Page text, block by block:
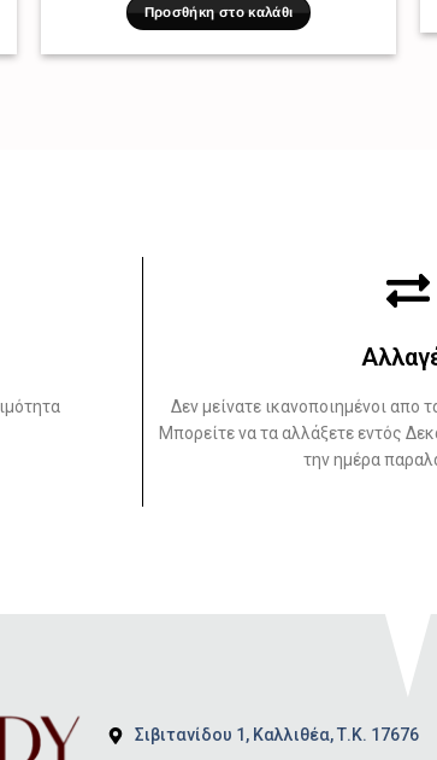
Προσθήκη στο καλάθι
Δεν μείνατε ικανοποιημένοι απο
Μπορείτε να τα αλλάξετε εντός
την ημέρα
Σιβιτανίδου 1, Καλλιθέα, Τ.Κ. 17676